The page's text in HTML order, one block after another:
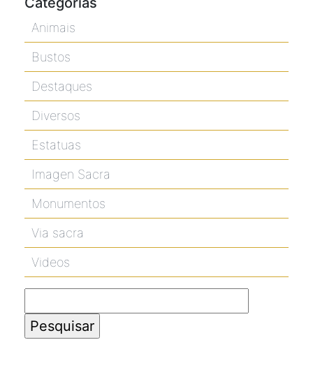
Animais
Bustos
Destaques
Diversos
Estatuas
Imagen Sacra
Monumentos
Via sacra
Videos
por: